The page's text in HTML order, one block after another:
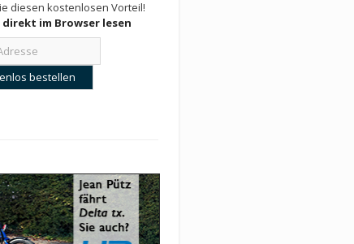
diesen kostenlosen Vorteil!
direkt im Browser lesen